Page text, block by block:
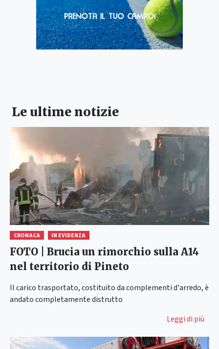
Le ultime notizie
CRONACA IN EVIDENZA
FOTO | Brucia un rimorchio sulla A14
nel territorio di Pineto
Il carico trasportato, costituito da complementi d'arredo, è
andato completamente distrutto
Leggi di più